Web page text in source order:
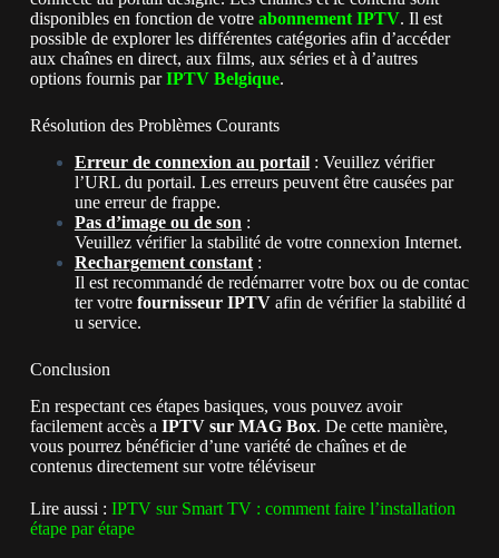
disponibles en fonction de votre abonnement IPTV. Il est
possible de explorer les différentes catégories afin d’accéder
aux chaînes en direct, aux films, aux séries et à d’autres
options fournis parIPTV Belgique.
Résolution des Problèmes Courants
Erreur de connexion au portail: Veuillez vérifier
l’URL du portail. Les erreurs peuvent être causées par
une erreur de frappe.
Pas d’image ou de son :
Veuillez vérifierla stabilité de votre connexion Internet.
Rechargement constant:
Il est recommandé de redémarrervotre box ou de contac
tervotre fournisseur IPTV afin de vérifierla stabilité d
u service.
Conclusion
En respectant ces étapes basiques, vous pouvez avoir
facilement accès a IPTV sur MAG Box. De cette manière,
vous pourrez bénéficier d’une variété de chaînes et de
contenus directement sur votre téléviseur
Lire aussi : IPTV sur Smart TV : comment faire l’installation
étape par étape